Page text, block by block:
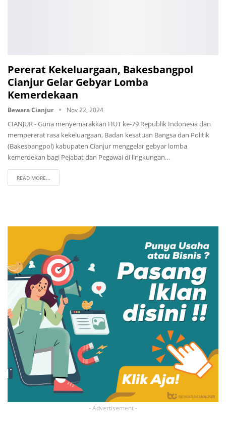
Pererat Kekeluargaan, Bakesbangpol
Cianjur Gelar Gebyar Lomba
Kemerdekaan
Bewara Cianjur Nov 22, 2024
CIANJUR - Guna menyemarakkan HUT ke-79 Republik Indonesia dan
mempererat rasa kekeluargaan, Badan kesatuan Bangsa dan Politik
(Bakesbangpol) kabupaten Cianjur menggelar gebyar lomba
kemerdekan bagi Pejabat dan Pegawai di lingkungan…
READ MORE...
- Advertisement -